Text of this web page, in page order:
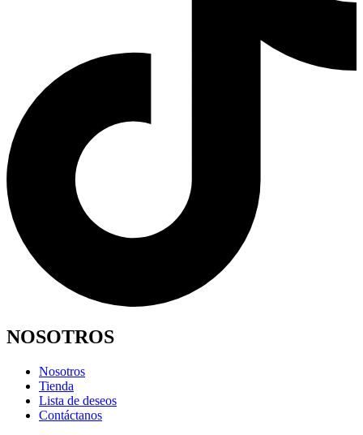
NOSOTROS
Nosotros
Tienda
Lista de deseos
Contáctanos